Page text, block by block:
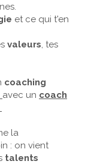
et ce qui t'en
valeurs, tes
coaching
avec un coach
la
: on vient
talents